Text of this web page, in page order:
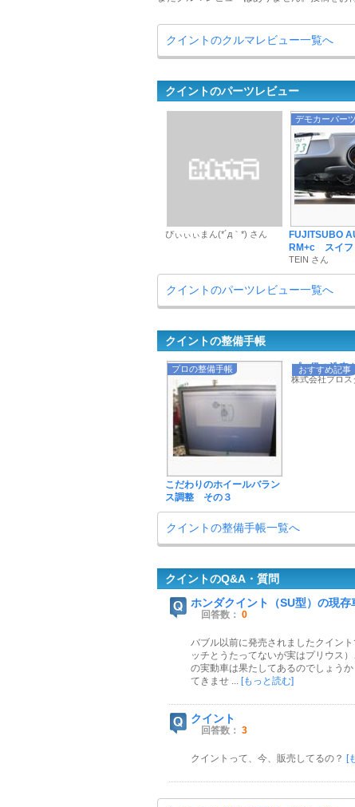
クイントのクルマレビュー一覧へ
クイントのパーツレビュー
ぴぃぃぃまん(*´д｀*) さん
デモカーパーツ
FUJITSUBO
RM+c スイフ
TEIN さん
クイントのパーツレビュー一覧へ
クイントの整備手帳
プロの整備手帳
こだわりのホイールバラン
ス調整 その３
おすすめ記事
プロ級の洗車
株式会社プロス
クイントの整備手帳一覧へ
クイントのQ&A・質問
ホンダクイント（SU型）の現存
回答数： 0
バブル以前に発売されましたクイン
ッチとうたってないが実はプリウス
の実動車は果たしてあるのでしょう
てきませ ... [もっと読む]
クイント
回答数： 3
クイントって、今、販売してるの？ [